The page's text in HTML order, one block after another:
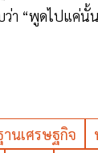
ว่า “พูดไปแค่
านเศรษฐกิจ